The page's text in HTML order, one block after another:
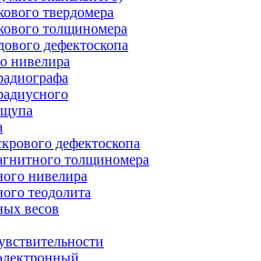
твердомера
толщиномера
дефектоскопа
нивелира
дефектоскопа
толщиномера
нивелира
теодолита
весов